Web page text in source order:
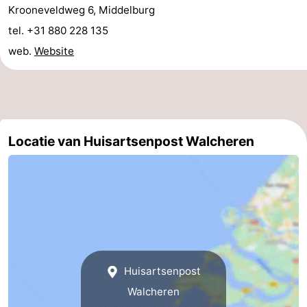
Vakantiehuizen
-
Noordzee
-
Krooneveldweg 6, Middelburg
tel. +31 880 228 135
web. Website
Locatie van Huisartsenpost Walcheren
Huisartsenpost
Walcheren